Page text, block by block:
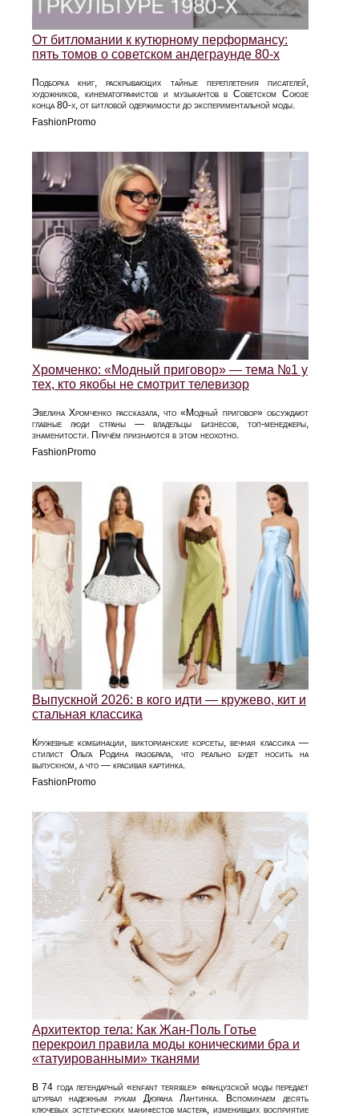
От битломании к кутюрному перформансу:
пять томов о советском андеграунде 80‑х
Подборка книг, раскрывающих тайные переплетения писателей,
художников, кинематографистов и музыкантов в Советском Союзе
конца 80‑х, от битловой одержимости до экспериментальной моды.
FashionPromo
Хромченко: «Модный приговор» — тема №1 у
тех, кто якобы не смотрит телевизор
Эвелина Хромченко рассказала, что «Модный приговор» обсуждают
главные люди страны — владельцы бизнесов, топ-менеджеры,
знаменитости. Причём признаются в этом неохотно.
FashionPromo
Выпускной 2026: в кого идти — кружево, кит и
стальная классика
Кружевные комбинации, викторианские корсеты, вечная классика —
стилист Ольга Родина разобрала, что реально будет носить на
выпускном, а что — красивая картинка.
FashionPromo
Архитектор тела: Как Жан-Поль Готье
перекроил правила моды коническими бра и
«татуированными» тканями
В 74 года легендарный «enfant terrible» французской моды передает
штурвал надежным рукам Дюрана Лантинка. Вспоминаем десять
ключевых эстетических манифестов мастера, изменивших восприятие